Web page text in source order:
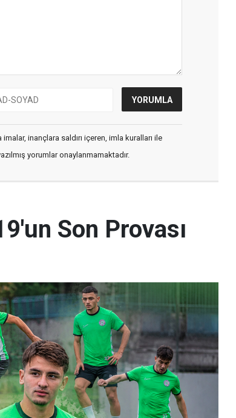
inançlara saldırı içeren, imla kuralları ile
yorumlar onaylanmamaktadır.
Son Provası